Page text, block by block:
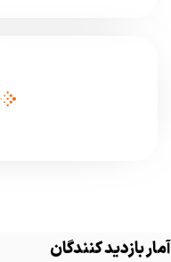
آمار بازدید کنندگان